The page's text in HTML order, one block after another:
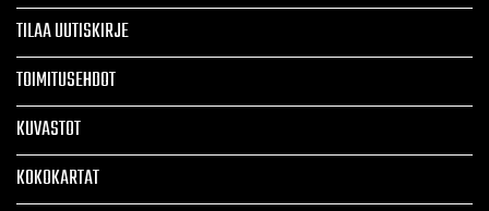
TILAA UUTISKIRJE
TOIMITUSEHDOT
KUVASTOT
KOKOKARTAT